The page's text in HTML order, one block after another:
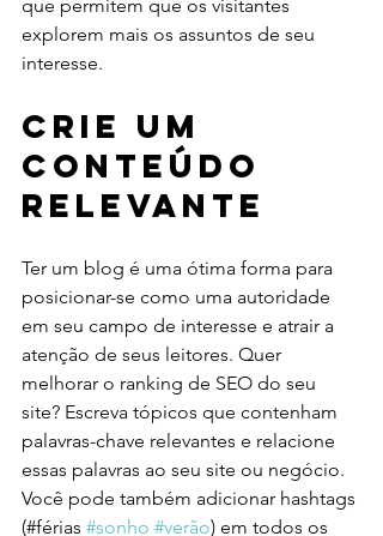
que permitem que os visitantes
explorem mais os assuntos de seu
interesse.
Crie um
Conteúdo
Relevante
Ter um blog é uma ótima forma para
posicionar-se como uma autoridade
em seu campo de interesse e atrair a
atenção de seus leitores. Quer
melhorar o ranking de SEO do seu
site? Escreva tópicos que contenham
palavras-chave relevantes e relacione
essas palavras ao seu site ou negócio.
Você pode também adicionar hashtags
(#férias #sonho #verão) em todos os